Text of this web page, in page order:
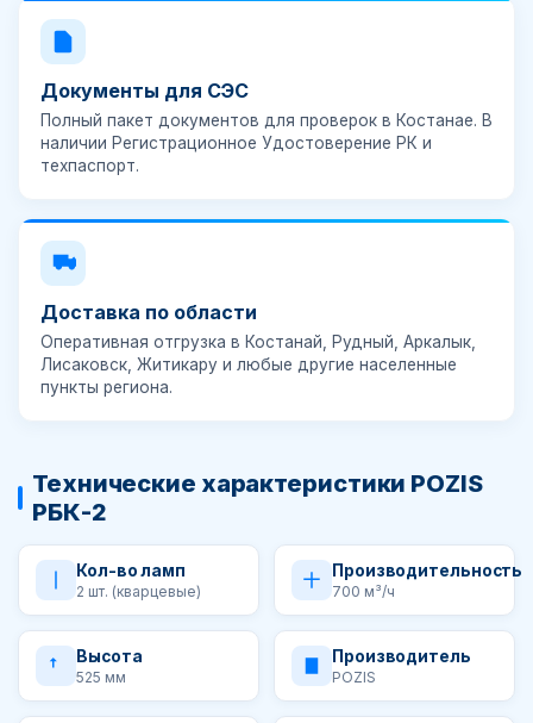
Документы для СЭС
Полный пакет документов для проверок в Костанае. В
наличии Регистрационное Удостоверение РК и
техпаспорт.
Доставка по области
Оперативная отгрузка в Костанай, Рудный, Аркалык,
Лисаковск, Житикару и любые другие населенные
пункты региона.
Технические характеристики POZIS
РБК-2
Кол-во ламп
2 шт. (кварцевые)
Производительность
700 м³/ч
Высота
525 мм
Производитель
POZIS